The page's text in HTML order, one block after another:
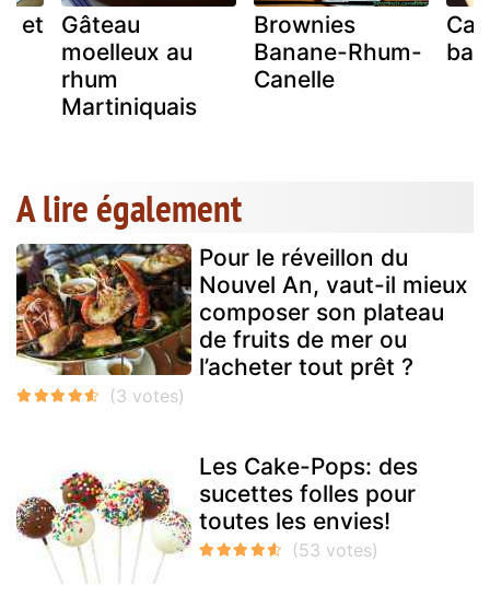
et
Gâteau
moelleux au
rhum
Martiniquais
Brownies
Banane-Rhum-
Canelle
A lire également
Pour le réveillon du
Nouvel An, vaut-il mieux
composer son plateau
de fruits de mer ou
l’acheter tout prêt ?
Les Cake-Pops: des
sucettes folles pour
toutes les envies!